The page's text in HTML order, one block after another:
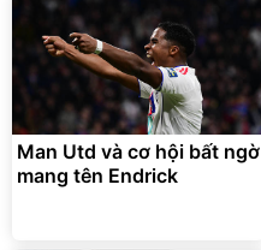
Man Utd và cơ hội bất ngờ
mang tên Endrick